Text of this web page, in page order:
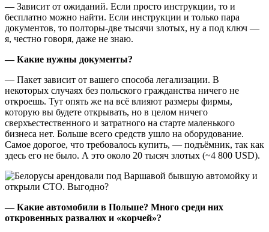
— Зависит от ожиданий. Если просто инструкции, то и
бесплатно можно найти. Если инструкции и только пара
документов, то полторы-две тысячи злотых, ну а под ключ —
я, честно говоря, даже не знаю.
— Какие нужны документы?
— Пакет зависит от вашего способа легализации. В
некоторых случаях без польского гражданства ничего не
откроешь. Тут опять же на всё влияют размеры фирмы,
которую вы будете открывать, но в целом ничего
сверхъестественного и затратного на старте маленького
бизнеса нет. Больше всего средств ушло на оборудование.
Самое дорогое, что требовалось купить, — подъёмник, так как
здесь его не было. А это около 20 тысяч злотых (~4 800 USD).
— Какие автомобили в Польше? Много среди них
откровенных развалюх и «корчей»?